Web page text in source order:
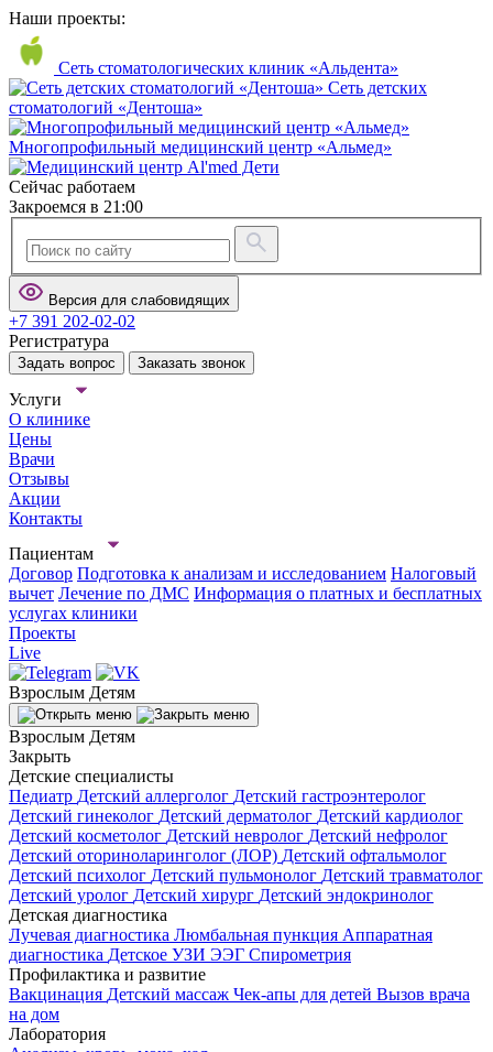
Наши проекты:
Сеть стоматологических клиник «Альдента»
Сеть детских
стоматологий «Дентоша»
Многопрофильный медицинский центр «Альмед»
Сейчас работаем
Закроемся в 21:00
Версия для слабовидящих
+7 391 202-02-02
Регистратура
Задать вопрос Заказать звонок
Услуги
О клинике
Цены
Врачи
Отзывы
Акции
Контакты
Пациентам
Договор Подготовка к анализам и исследованием Налоговый
вычет Лечение по ДМС Информация о платных и бесплатных
услугах клиники
Проекты
Live
Взрослым Детям
Взрослым Детям
Закрыть
Детские специалисты
Педиатр Детский аллерголог Детский гастроэнтеролог
Детский гинеколог Детский дерматолог Детский кардиолог
Детский косметолог Детский невролог Детский нефролог
Детский оториноларинголог (ЛОР) Детский офтальмолог
Детский психолог Детский пульмонолог Детский травматолог
Детский уролог Детский хирург Детский эндокринолог
Детская диагностика
Лучевая диагностика Люмбальная пункция Аппаратная
диагностика Детское УЗИ ЭЭГ Спирометрия
Профилактика и развитие
Вакцинация Детский массаж Чек-апы для детей Вызов врача
на дом
Лаборатория